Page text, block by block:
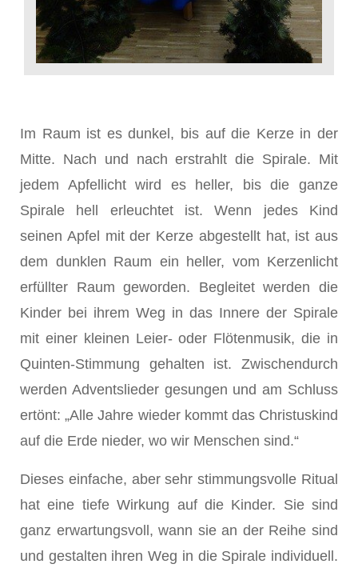
Im Raum ist es dunkel, bis auf die Kerze in der
Mitte. Nach und nach erstrahlt die Spirale. Mit
jedem Apfellicht wird es heller, bis die ganze
Spirale hell erleuchtet ist. Wenn jedes Kind
seinen Apfel mit der Kerze abgestellt hat, ist aus
dem dunklen Raum ein heller, vom Kerzenlicht
erfüllter Raum geworden. Begleitet werden die
Kinder bei ihrem Weg in das Innere der Spirale
mit einer kleinen Leier- oder Flötenmusik, die in
Quinten-Stimmung gehalten ist. Zwischendurch
wer­den Adventslieder gesungen und am Schluss
ertönt: „Alle Jahre wieder kommt das Christuskind
auf die Erde nieder, wo wir Menschen sind.“
Dieses einfache, aber sehr stimmungsvolle Ritual
hat eine tiefe Wirkung auf die Kinder. Sie sind
ganz erwartungsvoll, wann sie an der Reihe sind
und gestalten ihren Weg in die Spirale individuell.